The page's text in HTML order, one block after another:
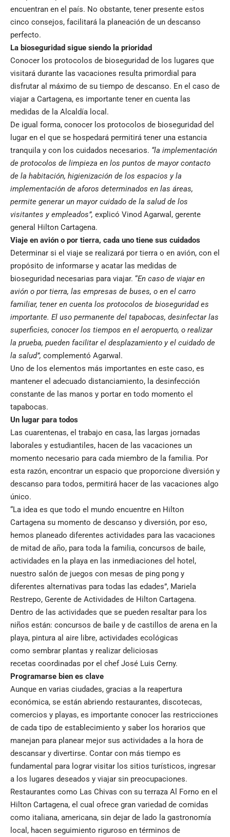
encuentran en el país. No obstante, tener presente estos
cinco consejos, facilitará la planeación de un descanso
perfecto.
La bioseguridad sigue siendo la prioridad
Conocer los protocolos de bioseguridad de los lugares que
visitará durante las vacaciones resulta primordial para
disfrutar al máximo de su tiempo de descanso. En el caso de
viajar a Cartagena, es importante tener en cuenta las
medidas de la Alcaldía local.
De igual forma, conocer los protocolos de bioseguridad del
lugar en el que se hospedará permitirá tener una estancia
tranquila y con los cuidados necesarios. “la implementación
de protocolos de limpieza en los puntos de mayor contacto
de la habitación, higienización de los espacios y la
implementación de aforos determinados en las áreas,
permite generar un mayor cuidado de la salud de los
visitantes y empleados”, explicó Vinod Agarwal, gerente
general Hilton Cartagena.
Viaje en avión o por tierra, cada uno tiene sus cuidados
Determinar si el viaje se realizará por tierra o en avión, con el
propósito de informarse y acatar las medidas de
bioseguridad necesarias para viajar. “En caso de viajar en
avión o por tierra, las empresas de buses, o en el carro
familiar, tener en cuenta los protocolos de bioseguridad es
importante. El uso permanente del tapabocas, desinfectar las
superficies, conocer los tiempos en el aeropuerto, o realizar
la prueba, pueden facilitar el desplazamiento y el cuidado de
la salud”, complementó Agarwal.
Uno de los elementos más importantes en este caso, es
mantener el adecuado distanciamiento, la desinfección
constante de las manos y portar en todo momento el
tapabocas.
Un lugar para todos
Las cuarentenas, el trabajo en casa, las largas jornadas
laborales y estudiantiles, hacen de las vacaciones un
momento necesario para cada miembro de la familia. Por
esta razón, encontrar un espacio que proporcione diversión y
descanso para todos, permitirá hacer de las vacaciones algo
único.
“La idea es que todo el mundo encuentre en Hilton
Cartagena su momento de descanso y diversión, por eso,
hemos planeado diferentes actividades para las vacaciones
de mitad de año, para toda la familia, concursos de baile,
actividades en la playa en las inmediaciones del hotel,
nuestro salón de juegos con mesas de ping pong y
diferentes alternativas para todas las edades”, Mariela
Restrepo, Gerente de Actividades de Hilton Cartagena.
Dentro de las actividades que se pueden resaltar para los
niños están: concursos de baile y de castillos de arena en la
playa, pintura al aire libre, actividades ecológicas
como sembrar plantas y realizar deliciosas
recetas coordinadas por el chef José Luis Cerny.
Programarse bien es clave
Aunque en varias ciudades, gracias a la reapertura
económica, se están abriendo restaurantes, discotecas,
comercios y playas, es importante conocer las restricciones
de cada tipo de establecimiento y saber los horarios que
manejan para planear mejor sus actividades a la hora de
descansar y divertirse. Contar con más tiempo es
fundamental para lograr visitar los sitios turísticos, ingresar
a los lugares deseados y viajar sin preocupaciones.
Restaurantes como Las Chivas con su terraza Al Forno en el
Hilton Cartagena, el cual ofrece gran variedad de comidas
como italiana, americana, sin dejar de lado la gastronomía
local, hacen seguimiento riguroso en términos de